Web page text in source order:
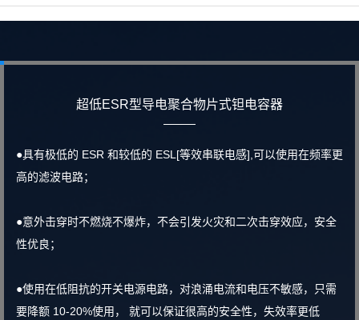
超低ESR型导电聚合物片式钽电容器
●具有极低的 ESR 和较低的 ESL[等效串联电感],可以使用在频率更
高的滤波电路；
●意外击穿时不燃烧不爆炸，不会引发火灾和二次击穿效应，安全
性优良；
●使用在低阻抗的开关电源电路，对浪涌电流和电压不敏感，只需
要降额 10-20%使用， 就可以保证很高的安全性，失效率更低